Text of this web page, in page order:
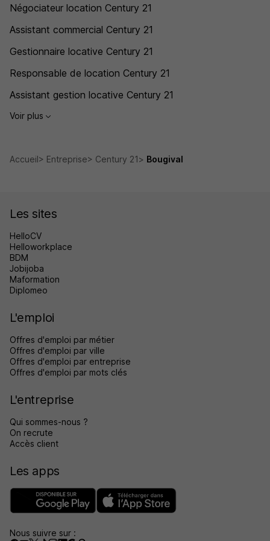
Négociateur location Century 21
Assistant commercial Century 21
Gestionnaire locative Century 21
Responsable de location Century 21
Assistant gestion locative Century 21
Voir plus
Accueil Entreprise Century 21 Bougival
Les sites
HelloCV
Helloworkplace
BDM
Jobijoba
Maformation
Diplomeo
L'emploi
Offres d'emploi par métier
Offres d'emploi par ville
Offres d'emploi par entreprise
Offres d'emploi par mots clés
L'entreprise
Qui sommes-nous ?
On recrute
Accès client
Les apps
Nous suivre sur :